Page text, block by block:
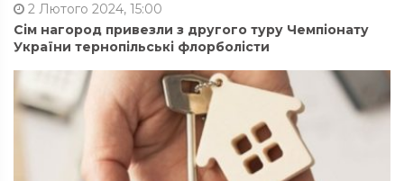
2 Лютого 2024, 15:00
Сім нагород привезли з другого туру Чемпіонату
України тернопільські флорболісти